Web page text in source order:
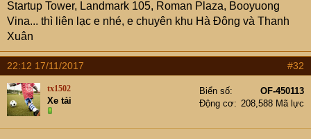
Startup Tower, Landmark 105, Roman Plaza, Booyuong
Vina... thì liên lạc e nhé, e chuyên khu Hà Đông và Thanh
Xuân
22:12 17/11/2017 #32
tx1502
Xe tải
Biển số
OF-450113
Động cơ
208,588 Mã lực